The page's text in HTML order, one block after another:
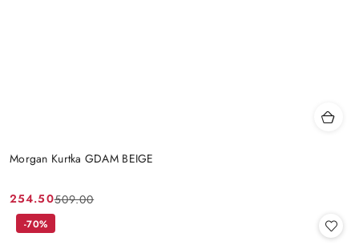
Morgan Kurtka GDAM BEIGE
Cena
promocyjna:
254.50
Cena
przed
509.00
-70%